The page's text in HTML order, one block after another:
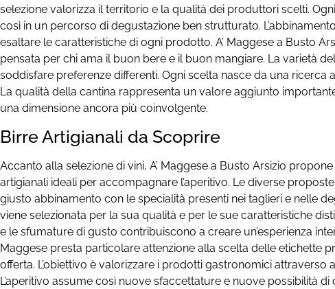
selezione valorizza il territorio e la qualità dei produttori scelti.
così in un percorso di degustazione ben strutturato.
esaltare le caratteristiche di ogni prodotto. A’ Maggese a Busto
pensata per chi ama il buon bere e il buon mangiare. La varietà
soddisfare preferenze differenti. Ogni scelta nasce da una ricerca
La qualità della cantina rappresenta un valore aggiunto
una dimensione ancora più coinvolgente.
Birre Artigianali da Scoprire
Accanto alla selezione di vini, A’ Maggese a Busto Arsizio
artigianali ideali per accompagnare l’aperitivo. Le diverse
giusto abbinamento con le specialità presenti nei taglieri e nelle
viene selezionata per la sua qualità e per le sue caratteristiche
e le sfumature di gusto contribuiscono a creare un’esperienza
Maggese presta particolare attenzione alla scelta delle etichette
offerta. L’obiettivo è valorizzare i prodotti gastronomici attraverso
L’aperitivo assume così nuove sfaccettature e nuove possibilità di